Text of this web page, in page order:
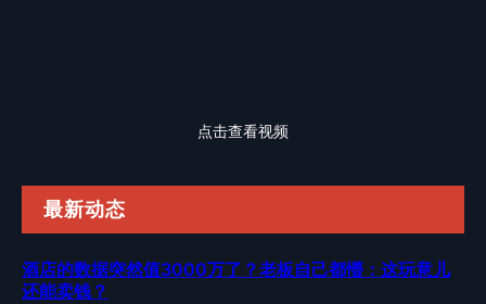
点击查看视频
最新动态
酒店的数据突然值3000万了？老板自己都懵：这玩意儿
还能卖钱？